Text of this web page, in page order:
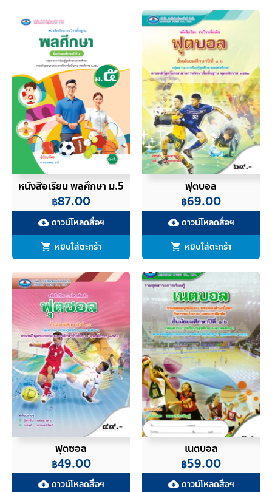
หนังสือเรียน พลศึกษา ม.5
฿87.00
cloud_downloadดาวน์โหลดสื่อฯ
หยิบใส่ตะกร้า
ฟุตบอล
฿69.00
cloud_downloadดาวน์โหลดสื่อฯ
หยิบใส่ตะกร้า
ฟุตซอล
฿49.00
cloud_downloadดาวน์โหลดสื่อฯ
เนตบอล
฿59.00
cloud_downloadดาวน์โหลดสื่อฯ